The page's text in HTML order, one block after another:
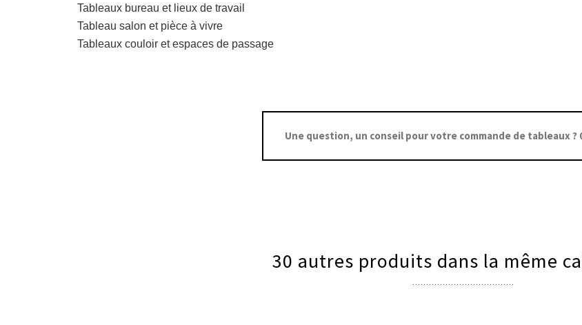
Tableaux bureau et lieux de travail
Tableau salon et pièce à vivre
Tableaux couloir et espaces de passage
Une question, un conseil pour votre commande de tableaux ?
30 autres produits dans la même